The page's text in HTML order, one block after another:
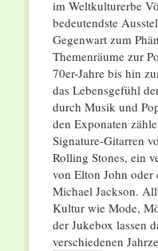
im Weltkulturerbe
bedeutendste
Gegenwart zum
Themenräume zur
70er-Jahre bis hin
das Lebensgefühl
durch Musik und
den Exponaten
Signature-Gitarren
Rolling Stones, ein
von Elton John oder
Michael Jackson.
Kultur wie Mode,
der Jukebox lassen
verschiedenen